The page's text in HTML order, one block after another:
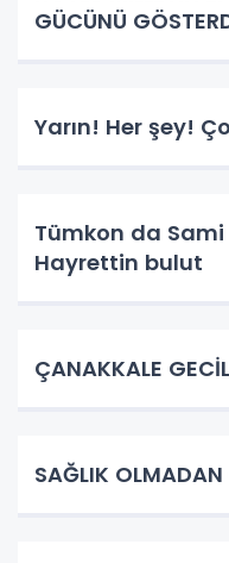
GÜCÜNÜ
Tümkon da Sami
Hayrettin bulut
SAĞLIK